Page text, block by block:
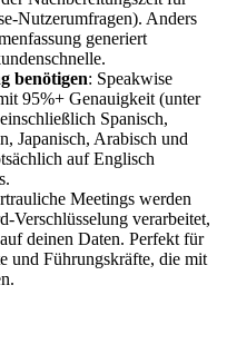
Nutzerumfragen). Anders
generiert
benötigen: Speakwise
95%+ Genauigkeit (unter
Spanisch,
Japanisch, Arabisch und
auf Englisch
Meetings werden
Verschlüsselung verarbeitet,
deinen Daten. Perfekt für
und Führungskräfte, die mit